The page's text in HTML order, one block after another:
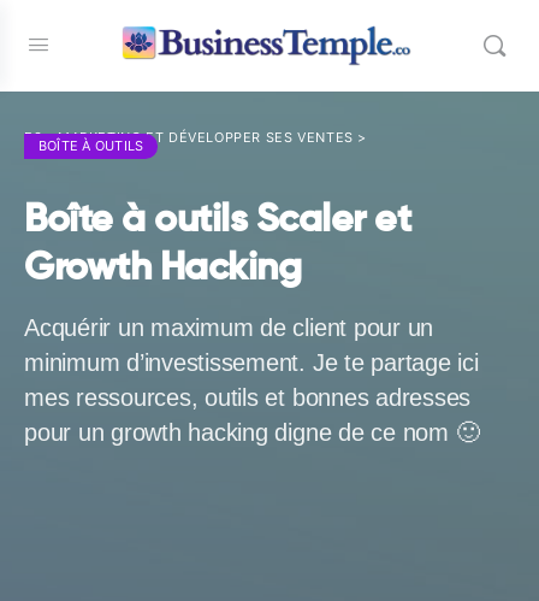
BOÎTE À OUTILS
E3 - MARKETING ET DÉVELOPPER SES VENTES >
Boîte à outils Scaler et
Growth Hacking
Acquérir un maximum de client pour un
minimum d’investissement. Je te partage ici
mes ressources, outils et bonnes adresses
pour un growth hacking digne de ce nom 🙂